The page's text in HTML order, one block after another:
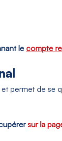
le compte
permet de
sur la